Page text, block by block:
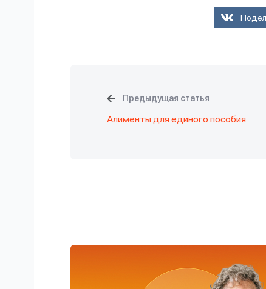
Предыдущая статья
Алименты для единого пособия